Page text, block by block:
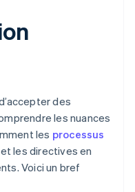
des
les nuances
les processus
et les directives en
Voici un bref